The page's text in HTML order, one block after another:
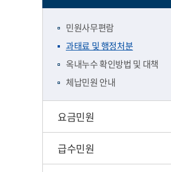
민원사무편람
과태료 및 행정처분
옥내누수 확인방법 및 대책
체납민원 안내
요금민원
급수민원